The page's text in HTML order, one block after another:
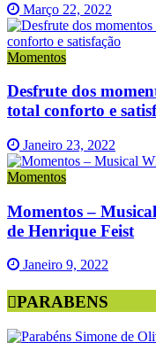
Março 22, 2022
Momentos
Desfrute dos
total conforto e
Janeiro 23, 2022
Momentos
Momentos –
de Henrique Feist
Janeiro 9, 2022
PARABENS